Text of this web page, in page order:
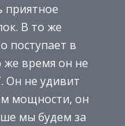
приятное
В то же
поступает в
же время он не
Он не удивит
мощности, он
мы будем за